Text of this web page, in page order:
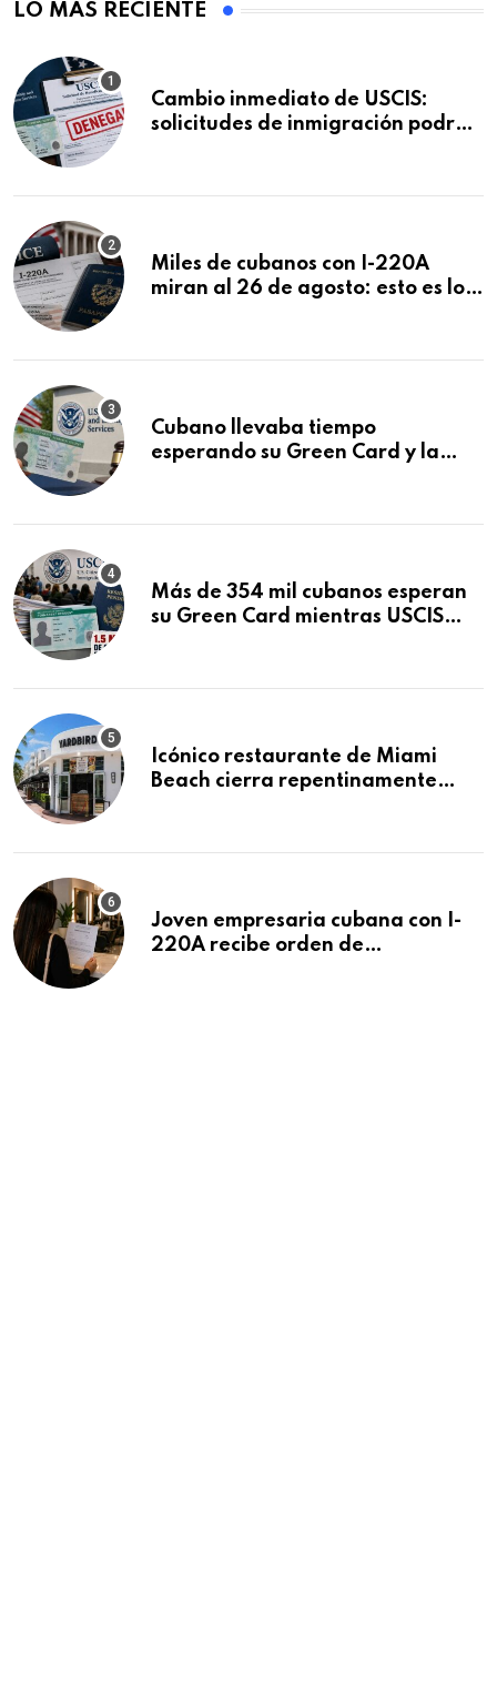
LO MÁS RECIENTE
Cambio inmediato de USCIS:
solicitudes de inmigración podrán
Miles de cubanos con I-220A
miran al 26 de agosto: esto es lo
Cubano llevaba tiempo
esperando su Green Card y la
Más de 354 mil cubanos esperan
su Green Card mientras USCIS
Icónico restaurante de Miami
Beach cierra repentinamente
Joven empresaria cubana con I-
220A recibe orden de